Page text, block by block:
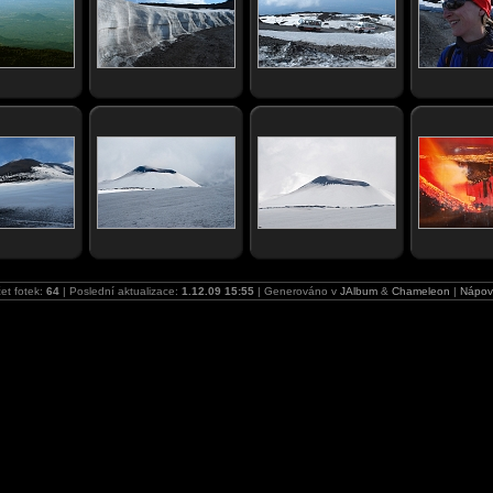
fotek: 64| Poslední aktualizace: 1.12.09 15:55| Generováno v JAlbum& Chameleon |